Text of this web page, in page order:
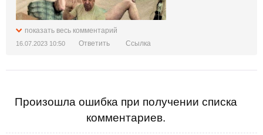
показать весь комментарий
16.07.2023 10:50 Ответить Ссылка
Произошла ошибка при получении списка
комментариев.